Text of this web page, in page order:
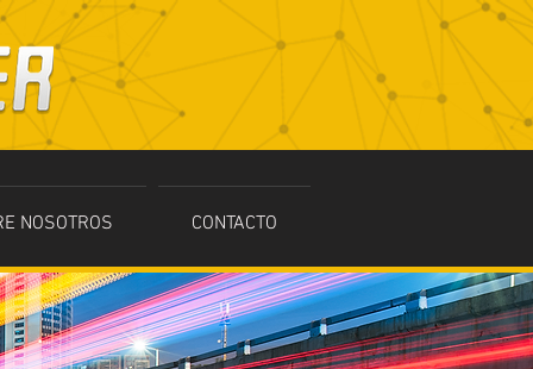
NOSOTROS CONTACTO